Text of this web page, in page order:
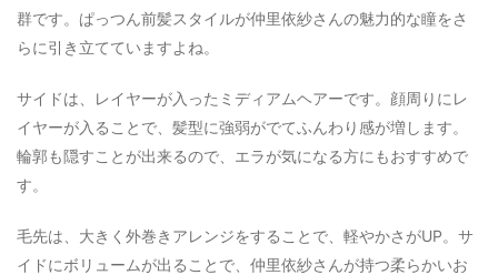
群です。ぱっつん前髪スタイルが仲里依紗さんの魅力的な瞳をさ
らに引き立てていますよね。
サイドは、レイヤーが入ったミディアムヘアーです。顔周りにレ
イヤーが入ることで、髪型に強弱がでてふんわり感が増します。
輪郭も隠すことが出来るので、エラが気になる方にもおすすめで
す。
毛先は、大きく外巻きアレンジをすることで、軽やかさがUP。サ
イドにボリュームが出ることで、仲里依紗さんが持つ柔らかいお